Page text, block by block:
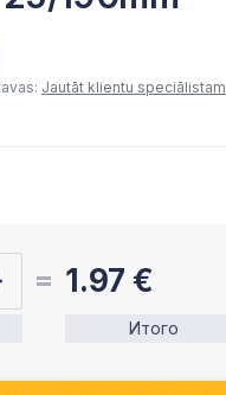
Jautāt klientu speciālistam
1.97 €
Итого